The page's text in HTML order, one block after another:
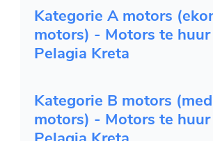
Kategorie A motors
motors) - Motors te
Pelagia Kreta
Kategorie B motors
motors) - Motors te